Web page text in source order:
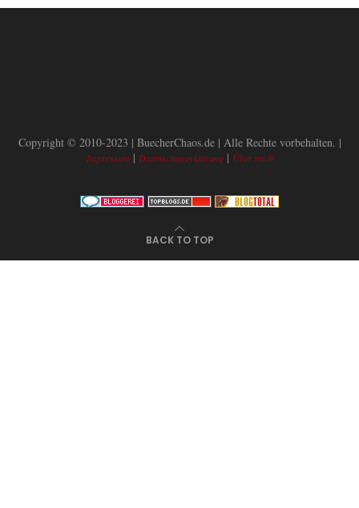
Copyright © 2010-2023 | BuecherChaos.de | Alle Rechte vorbehalten. |
Impressum | Datenschutzerklärung| Über mich
BACK TO TOP